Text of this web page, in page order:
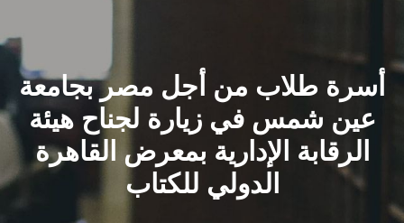
القطاعـات
الشئون الأكاديمية
البحث العلمي
الرعاية الصحية
أسرة طلاب من أجل مصر بجامعة
عين شمس في زيارة لجناح هيئة
الرقابة الإدارية بمعرض القاهرة
الدولي للكتاب